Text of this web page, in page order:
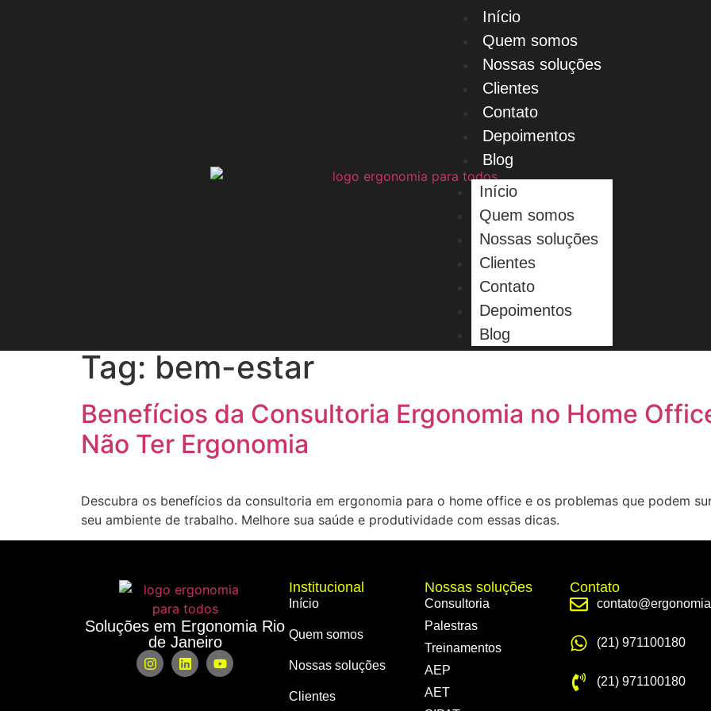
Início
Quem somos
Nossas soluções
Clientes
Contato
Depoimentos
Blog
Início
Quem somos
Nossas soluções
Clientes
Contato
Depoimentos
Blog
Tag: bem-estar
Benefícios da Consultoria Ergonomia no Home
Não Ter Ergonomia
Descubra os benefícios da consultoria em ergonomia para o home office e os problemas que podem
seu ambiente de trabalho. Melhore sua saúde e produtividade com essas dicas.
Soluções em Ergonomia Rio
de Janeiro
Institucional
Início
Quem somos
Nossas soluções
Clientes
Nossas soluções
Consultoria
Palestras
Treinamentos
AEP
AET
Contato
(21)971100180
(21)971100180